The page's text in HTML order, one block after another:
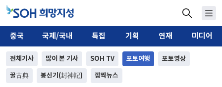
중국 국제/국내 특집 기획 연재 미디어
전체기사 많이 본 기사 SOH TV 포토여행 포토영상
꿀古典 봉신기(封神記) 깜짝뉴스